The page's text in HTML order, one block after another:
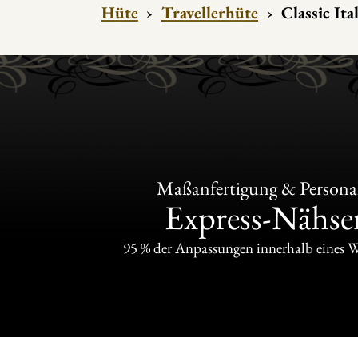
Hüte › Travellerhüte › Classic
Maßanfertigung &
Express-
95 % der Anpassungen innerhalb eines